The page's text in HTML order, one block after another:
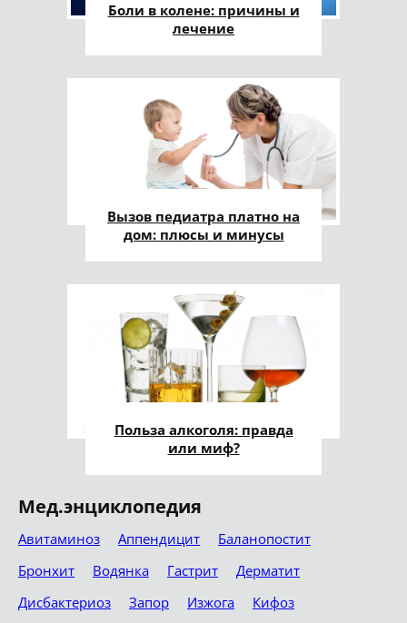
Боли в колене: причины и
лечение
Вызов педиатра платно на
дом: плюсы и минусы
Польза алкоголя: правда
или миф?
Мед.энциклопедия
Авитаминоз Аппендицит
Баланопостит
Бронхит
Водянка Гастрит
Дерматит
Дисбактериоз
Запор Изжога
Кифоз